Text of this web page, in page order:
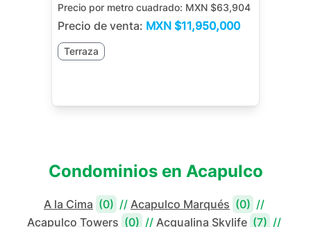
Precio por metro cuadrado: MXN $63,904
Precio de venta: MXN $11,950,000
Terraza
Condominios en Acapulco
A la Cima (0) // Acapulco Marqués (0) //
Acapulco Towers (0) // Acqualina Skylife (7) //